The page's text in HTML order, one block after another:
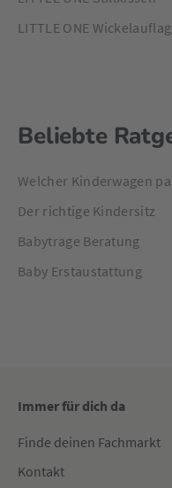
LITTLE ONE
Beliebte
Welcher Kinderwagen
Der richtige Kindersitz
Babytrage Beratung
Baby Erstaustattung
Immer für dich da
Finde deinen Fachmarkt
Kontakt